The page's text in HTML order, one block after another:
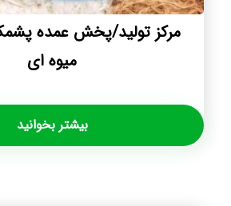
مرکز تولید/پخش عمده
میوه ای
بیشتر بخوانید